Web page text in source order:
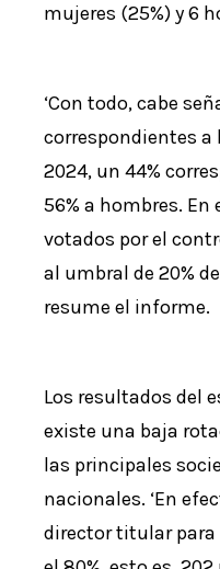
mujeres (25%) y 6
‘Con todo, cabe
correspondientes
2024, un 44%
56% a hombres. En
votados por el
al umbral de 20%
resume el informe.
Los resultados del
existe una baja
las principales
nacionales. ‘En
director titular para